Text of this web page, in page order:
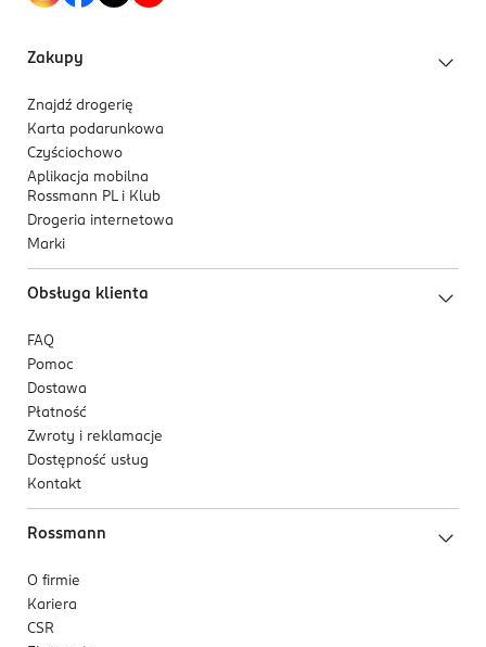
Zakupy
Znajdź drogerię
Karta podarunkowa
Czyściochowo
Aplikacja mobilna
Rossmann PL i Klub
Drogeria internetowa
Marki
Obsługa klienta
FAQ
Pomoc
Dostawa
Płatność
Zwroty i reklamacje
Dostępność usług
Kontakt
Rossmann
O firmie
Kariera
CSR